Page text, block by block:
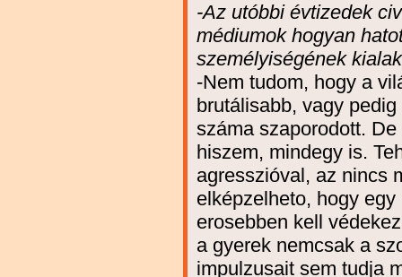
-Az utóbbi évtizedek
médiumok hogyan
személyiségének
-Nem tudom, hogy a
brutálisabb, vagy
száma szaporodott.
hiszem, mindegy is.
agresszióval, az nincs
elképzelheto, hogy
erosebben kell
a gyerek nemcsak a
impulzusait sem tudja